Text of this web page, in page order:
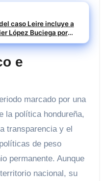
caso Leire incluye a
López Buciega por
influencias
e
marcado por una
la política hondureña,
transparencia y el
de peso
permanente. Aunque
nacional, su